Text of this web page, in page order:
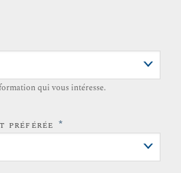
qui vous intéresse.
PRÉFÉRÉE *